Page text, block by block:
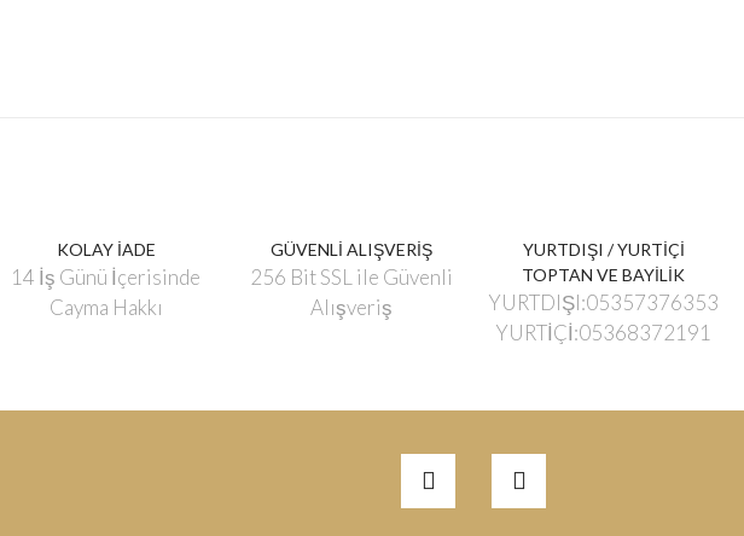
KOLAY İADE
14 İş Günü İçerisinde
Cayma Hakkı
GÜVENLİ ALIŞVERİŞ
256 Bit SSL ile Güvenli
Alışveriş
YURTDIŞI / YURTİÇİ
TOPTAN VE BAYİLİK
YURTDIŞI:05357376353
YURTİÇİ:05368372191